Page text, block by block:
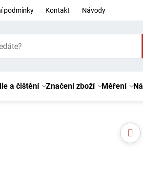
podmínky Kontakt Návody
a čištění Značení zboží Měření